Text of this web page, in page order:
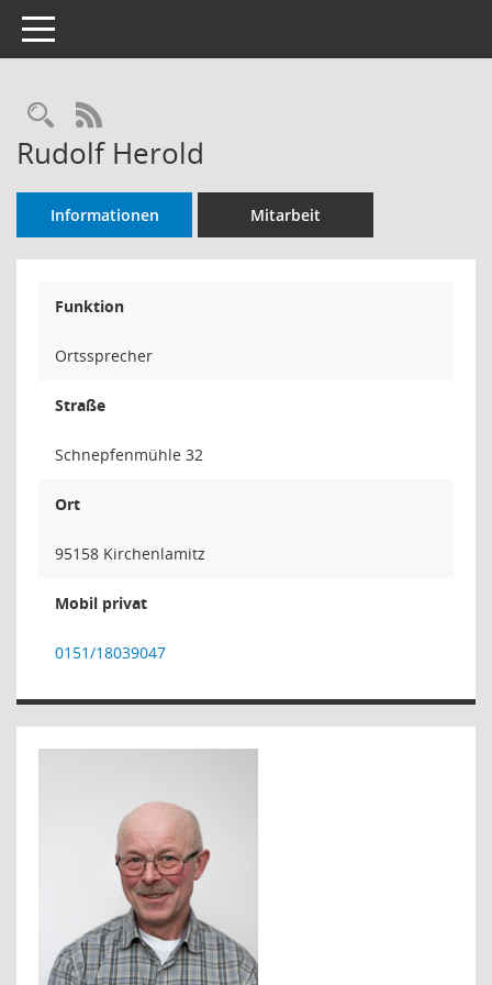
Toggle navigation
Rechercheauswahl
RSS-Feed
Rudolf Herold
Informationen Mitarbeit
Funktion
Ortssprecher
Straße
Schnepfenmühle 32
Ort
95158 Kirchenlamitz
Mobil privat
0151/18039047